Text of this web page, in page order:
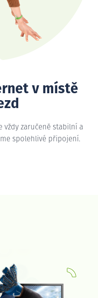
v místě
vždy zaručeně stabilní a
spolehlivé připojení.